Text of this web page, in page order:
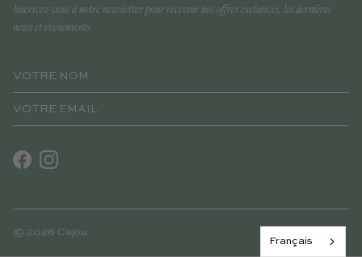
Inscrivez-vous à notre newsletter pour recevoir nos offres exclusives, les dernières
news et événements.
FacebookInstagram
© 2026 Cajou.
Français